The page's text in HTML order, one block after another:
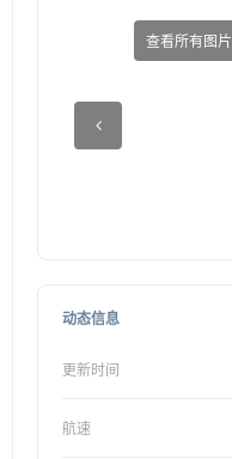
查看所有图片
动态信息
更新时间
航速